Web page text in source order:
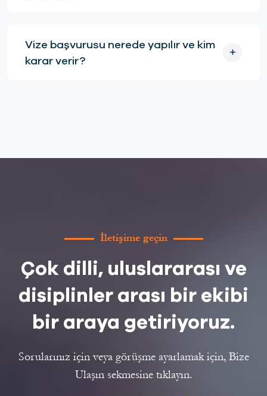
Vize başvurusu nerede yapılır ve kim
karar verir?
İletişime geçin
Çok dilli, uluslararası ve
disiplinler arası bir ekibi
bir araya getiriyoruz.
Sorularınız için veya görüşme ayarlamak için, Bize
Ulaşın sekmesine tıklayın.